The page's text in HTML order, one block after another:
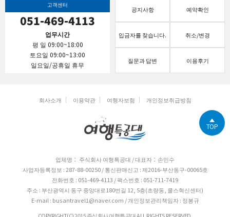
고객센터
051-469-4113
업무시간
평 일 09:00~18:00
토요일 09:00~13:00
일요일/공휴일 휴무
공지사항 예약확인
입금자를 찾습니다. 취소/변경
질문과 답변 이용후기
회사소개 이용약관 여행자보험 개인정보취급방침
업체명： 주식회사 여행특공대 / 대표자：손민수
사업자등록정보 : 287-88-00250 / 통신판매신고 : 제2016-부산동구-00065호
전화번호 : 051-469-4113 / 팩스번호 : 051-711-7419
주소 : 부산광역시 동구 중앙대로180번길 12, 5층(초량동, 쿨스혁신센터)
E-mail : busantravel1@naver.com / 개인정보관리책임자 : 정봉규
TOP